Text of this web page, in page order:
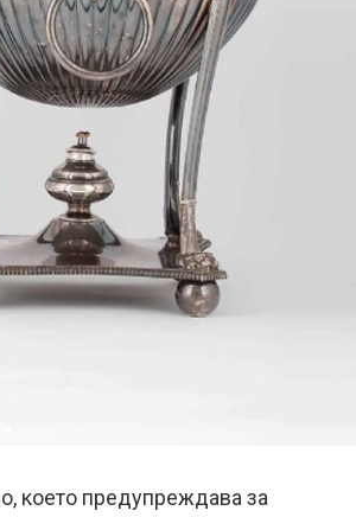
което предупреждава за